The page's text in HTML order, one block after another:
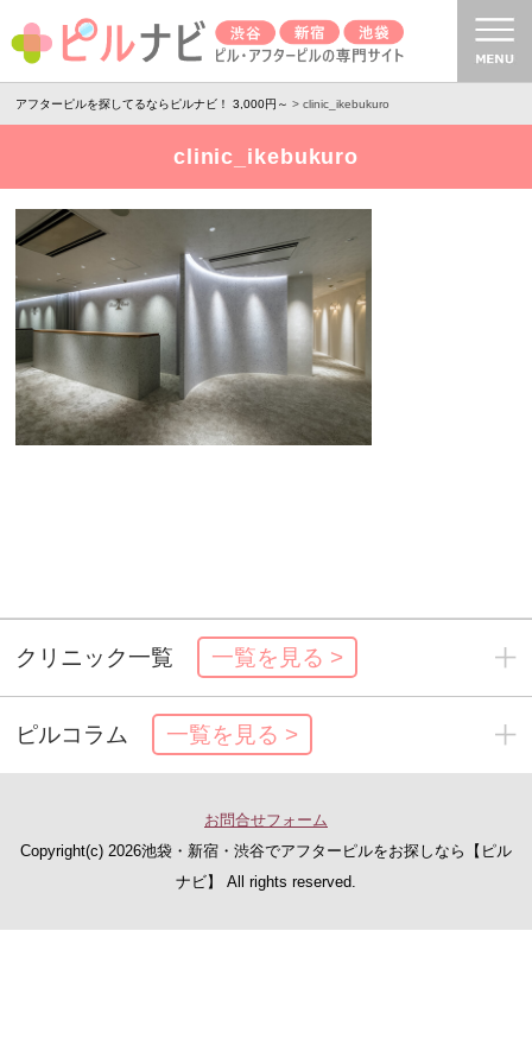
アフターピルを探してるならピルナビ！ 3,000円～ > clinic_ikebukuro
clinic_ikebukuro
クリニック一覧 一覧を見る >
ピルコラム 一覧を見る >
お問合せフォーム
Copyright(c) 2026池袋・新宿・渋谷でアフターピルをお探しなら【ピル
ナビ】 All rights reserved.